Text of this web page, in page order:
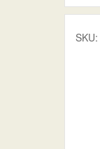
SKU: